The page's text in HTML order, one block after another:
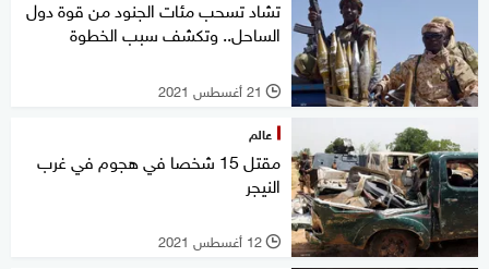
تشاد تسحب مئات الجنود من قوة دول
الساحل.. وتكشف سبب الخطوة
l 21 أغسطس 2021
عالم
مقتل 15 شخصا في هجوم في غرب
النيجر
l 12 أغسطس 2021